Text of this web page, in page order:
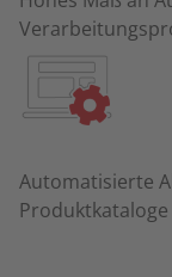
Automatisierte
Produktkataloge